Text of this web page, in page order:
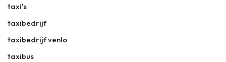
taxi's
taxibedrijf
taxibedrijf venlo
taxibus